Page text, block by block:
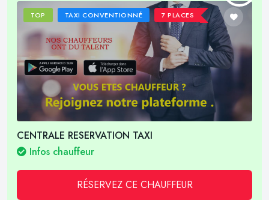
TOP TAXI CONVENTIONNÉ 7 PLACES
CENTRALE RESERVATION TAXI
Infos chauffeur
RÉSERVEZ CE CHAUFFEUR